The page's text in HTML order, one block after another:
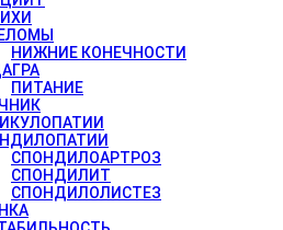
НИЖНИЕ КОНЕЧНОСТИ
ПИТАНИЕ
СПОНДИЛОАРТРОЗ
СПОНДИЛИТ
СПОНДИЛОЛИСТЕЗ